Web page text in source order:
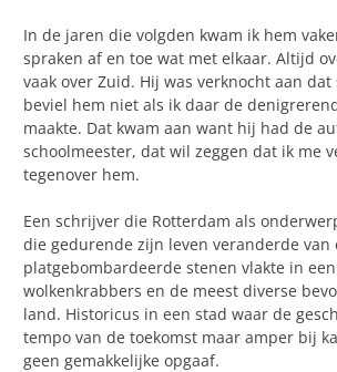
In de jaren die volgden kwam ik hem
spraken af en toe wat met elkaar. Altijd
vaak over Zuid. Hij was verknocht aan
beviel hem niet als ik daar de
maakte. Dat kwam aan want hij had de
schoolmeester, dat wil zeggen dat ik me
tegenover hem.
Een schrijver die Rotterdam als
die gedurende zijn leven veranderde van
platgebombardeerde stenen vlakte in
wolkenkrabbers en de meest diverse
land. Historicus in een stad waar de
tempo van de toekomst maar amper bij
geen gemakkelijke opgaaf.